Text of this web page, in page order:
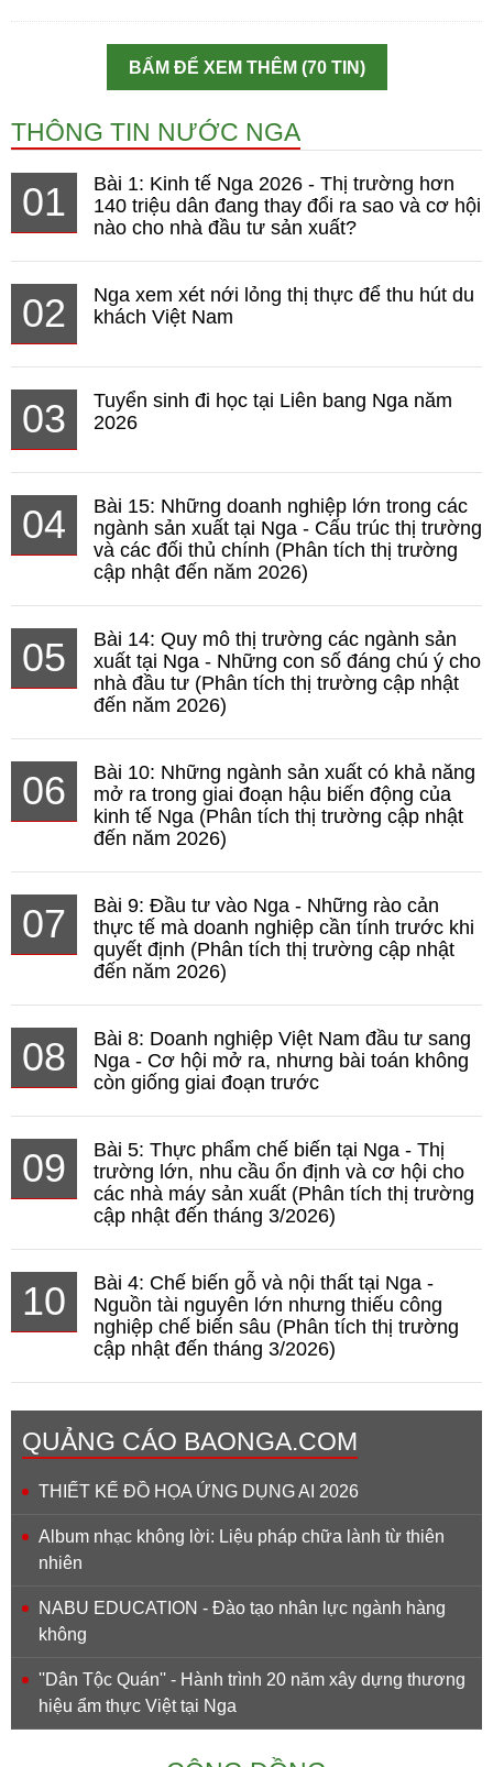
BẤM ĐỂ XEM THÊM (70 TIN)
THÔNG TIN NƯỚC NGA
01
Bài 1: Kinh tế Nga 2026 - Thị trường hơn
140 triệu dân đang thay đổi ra sao và cơ hội
nào cho nhà đầu tư sản xuất?
02
Nga xem xét nới lỏng thị thực để thu hút du
khách Việt Nam
03
Tuyển sinh đi học tại Liên bang Nga năm
2026
04
Bài 15: Những doanh nghiệp lớn trong các
ngành sản xuất tại Nga - Cấu trúc thị trường
và các đối thủ chính (Phân tích thị trường
cập nhật đến năm 2026)
05
Bài 14: Quy mô thị trường các ngành sản
xuất tại Nga - Những con số đáng chú ý cho
nhà đầu tư (Phân tích thị trường cập nhật
đến năm 2026)
06
Bài 10: Những ngành sản xuất có khả năng
mở ra trong giai đoạn hậu biến động của
kinh tế Nga (Phân tích thị trường cập nhật
đến năm 2026)
07
Bài 9: Đầu tư vào Nga - Những rào cản
thực tế mà doanh nghiệp cần tính trước khi
quyết định (Phân tích thị trường cập nhật
đến năm 2026)
08
Bài 8: Doanh nghiệp Việt Nam đầu tư sang
Nga - Cơ hội mở ra, nhưng bài toán không
còn giống giai đoạn trước
09
Bài 5: Thực phẩm chế biến tại Nga - Thị
trường lớn, nhu cầu ổn định và cơ hội cho
các nhà máy sản xuất (Phân tích thị trường
cập nhật đến tháng 3/2026)
10
Bài 4: Chế biến gỗ và nội thất tại Nga -
Nguồn tài nguyên lớn nhưng thiếu công
nghiệp chế biến sâu (Phân tích thị trường
cập nhật đến tháng 3/2026)
QUẢNG CÁO BAONGA.COM
THIẾT KẾ ĐỒ HỌA ỨNG DỤNG AI 2026
Album nhạc không lời: Liệu pháp chữa lành từ thiên
nhiên
NABU EDUCATION - Đào tạo nhân lực ngành hàng
không
''Dân Tộc Quán'' - Hành trình 20 năm xây dựng thương
hiệu ẩm thực Việt tại Nga